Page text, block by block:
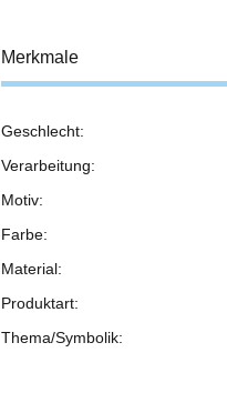
Merkmale
Produkteigenschaft
Wert
Geschlecht:
Verarbeitung:
Motiv:
Farbe:
Material:
Produktart:
Thema/Symbolik: